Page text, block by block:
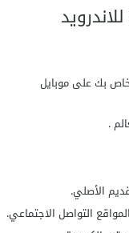
مميزات سناب شات بلس 2023 للاندرويد
بك على موبايل
.
الأصلي.
التواصل الاجتماعي.